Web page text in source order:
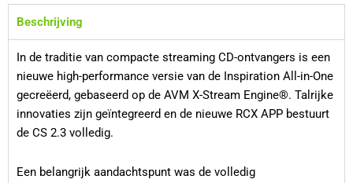
Beschrijving
In de traditie van compacte streaming CD-ontvangers is een
nieuwe high-performance versie van de Inspiration All-in-One
gecreëerd, gebaseerd op de AVM X-Stream Engine®. Talrijke
innovaties zijn geïntegreerd en de nieuwe RCX APP bestuurt
de CS 2.3 volledig.
Een belangrijk aandachtspunt was de volledig